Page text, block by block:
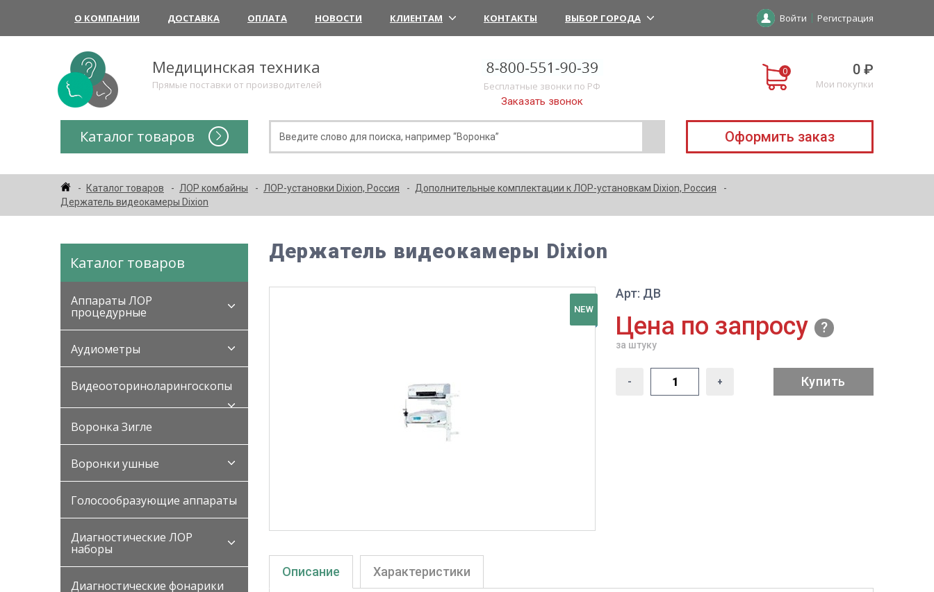
О КОМПАНИИ ДОСТАВКА ОПЛАТА НОВОСТИ КЛИЕНТАМ КОНТАКТЫ ВЫБОР ГОРОДА Войти Регистрация
Медицинская техника
Прямые поставки от производителей
Бесплатные звонки по РФ
Заказать звонок
0 ₽
Мои покупки
Каталог товаров Оформить заказ
Каталог товаров ЛОР комбайны ЛОР-установки Dixion, Россия
Дополнительные комплектации к ЛОР-установкам Dixion, Россия
Держатель видеокамеры Dixion
Каталог товаров
Аппараты ЛОР
процедурные
Аудиометры
Видеооториноларингоскопы
Воронка Зигле
Воронки ушные
Голосообразующие аппараты
Диагностические ЛОР
наборы
Диагностические фонарики
Держатель видеокамеры Dixion
NEW
Арт: ДВ
Цена по запросу
за штуку
- + Купить
Описание Характеристики